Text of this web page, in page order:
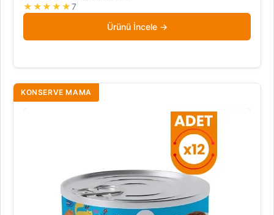
★★★★★7
Ürünü İncele
KONSERVE MAMA